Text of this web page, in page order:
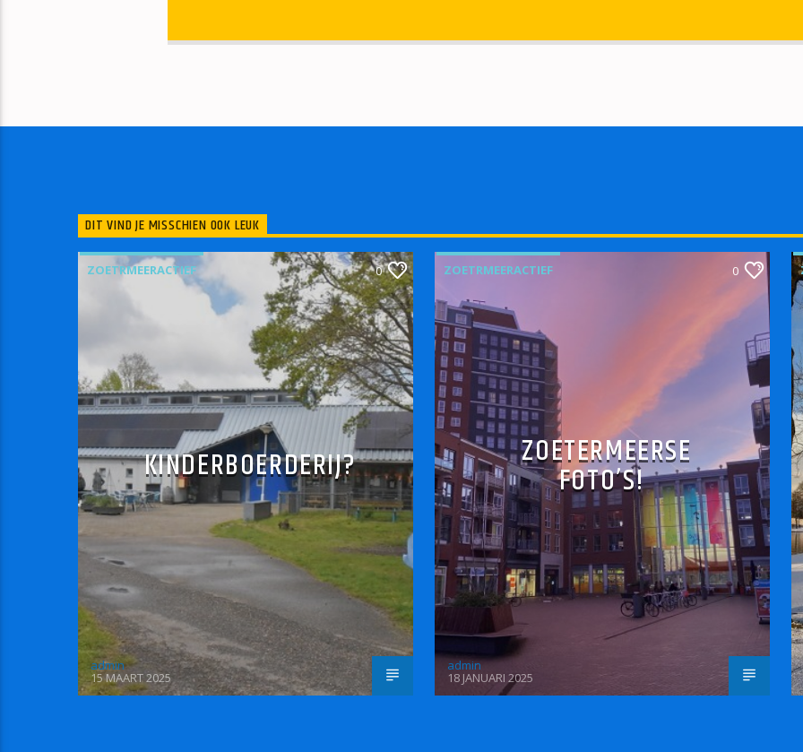
DIT VIND JE MISSCHIEN OOK LEUK
ZOETRMEERACTIEF 0
KINDERBOERDERIJ?
admin
15 MAART 2025
ZOETRMEERACTIEF 0
ZOETERMEERSE
FOTO’S!
admin
18 JANUARI 2025